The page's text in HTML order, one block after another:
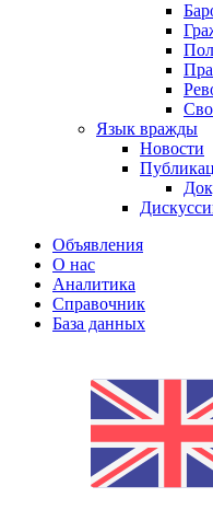
Язык вражды
Новости
Объявления
О нас
Аналитика
Справочник
База данных